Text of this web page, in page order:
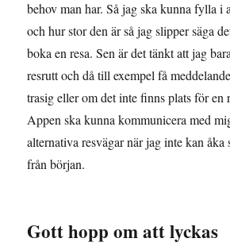
behov man har. Så jag ska kunna fylla i
och hur stor den är så jag slipper säga
boka en resa. Sen är det tänkt att jag
resrutt och då till exempel få
trasig eller om det inte finns plats för en
Appen ska kunna kommunicera med
alternativa resvägar när jag inte kan åka
från början.
Gott hopp om att lyckas